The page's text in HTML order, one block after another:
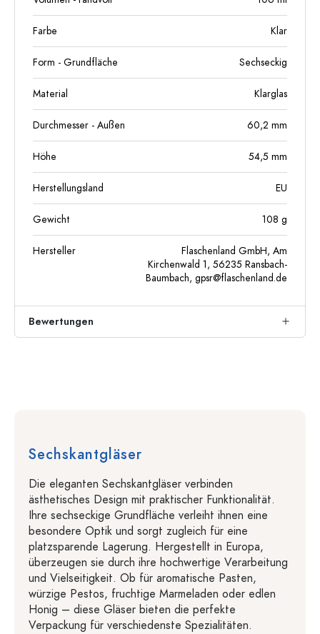
Farbe Klar
Form - Grundfläche Sechseckig
Material Klarglas
Durchmesser - Außen 60,2 mm
Höhe 54,5 mm
Herstellungsland EU
Gewicht 108 g
Hersteller
Flaschenland GmbH, Am
Kirchenwald 1, 56235 Ransbach-
Baumbach, gpsr@flaschenland.de
Bewertungen
Sechskantgläser
Die eleganten Sechskantgläser verbinden
ästhetisches Design mit praktischer Funktionalität.
Ihre sechseckige Grundfläche verleiht ihnen eine
besondere Optik und sorgt zugleich für eine
platzsparende Lagerung. Hergestellt in Europa,
überzeugen sie durch ihre hochwertige Verarbeitung
und Vielseitigkeit. Ob für aromatische Pasten,
würzige Pestos, fruchtige Marmeladen oder edlen
Honig – diese Gläser bieten die perfekte
Verpackung für verschiedenste Spezialitäten.